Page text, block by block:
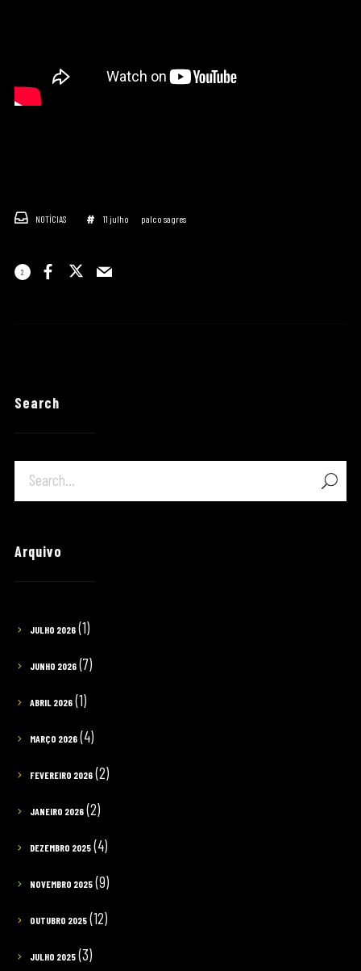
NOTÍCIAS 11 julho palco sagres
2
Search
Arquivo
JULHO 2026(1)
JUNHO 2026(7)
ABRIL 2026(1)
MARÇO 2026(4)
FEVEREIRO 2026(2)
JANEIRO 2026(2)
DEZEMBRO 2025(4)
NOVEMBRO 2025(9)
OUTUBRO 2025(12)
JULHO 2025(3)